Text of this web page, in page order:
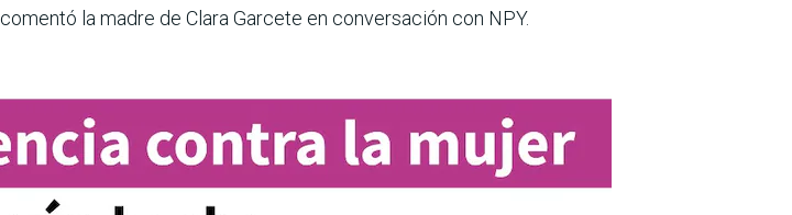
comentó la madre de Clara Garcete en conversación con NPY.